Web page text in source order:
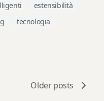
estensibilità
tecnologia
Older posts